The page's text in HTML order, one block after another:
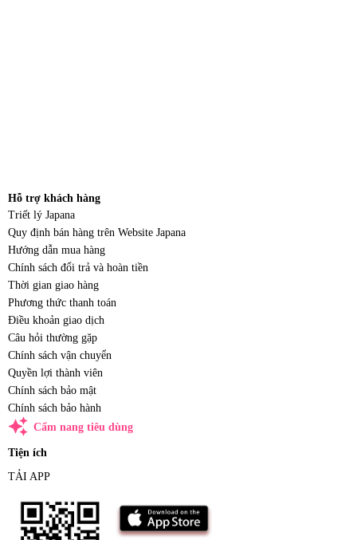
Hỗ trợ khách hàng
Triết lý Japana
Quy định bán hàng trên Website Japana
Hướng dẫn mua hàng
Chính sách đổi trả và hoàn tiền
Thời gian giao hàng
Phương thức thanh toán
Điều khoản giao dịch
Câu hỏi thường gặp
Chính sách vận chuyển
Quyền lợi thành viên
Chính sách bảo mật
Chính sách bảo hành
auto_awesome Cẩm nang tiêu dùng
Tiện ích
TẢI APP